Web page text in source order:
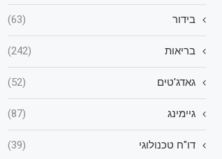
בידור (63)
בריאות (242)
גאדג'טים (52)
גיימינג (87)
דו"ח טכנולוגי (39)